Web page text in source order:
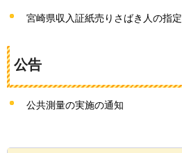
宮崎県収入証紙売りさばき人の指定
公告
公共測量の実施の通知